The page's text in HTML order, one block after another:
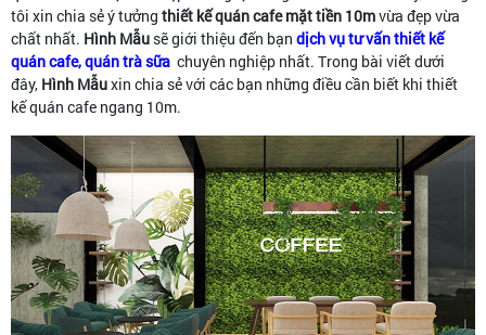
tôi xin chia sẻ ý tưởng thiết kế quán cafe mặt tiền 10mvừa đẹp vừa
chất nhất. Hình Mẫu sẽ giới thiệu đến bạn dịch vụ tư vấn thiết kế
quán cafe, quán trà sữa chuyên nghiệp nhất. Trong bài viết dưới
đây, Hình Mẫuxin chia sẻ với các bạn những điều cần biết khi thiết
kế quán cafe ngang 10m.